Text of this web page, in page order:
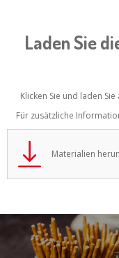
Laden Sie
Klicken Sie und laden
Für zusätzliche
Materialien